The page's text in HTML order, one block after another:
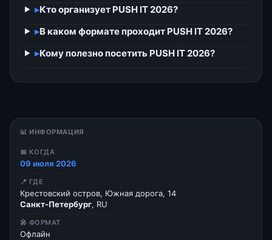
▸Кто организует PUSH IT 2026?
▸В каком формате проходит PUSH IT 2026?
▸Кому полезно посетить PUSH IT 2026?
📊 ИНФОРМАЦИЯ
📅 КОГДА
09 июля 2026
📍 ГДЕ
Крестовский остров, Южная дорога, 14
Санкт-Петербург, RU
🎤 ФОРМАТ
Офлайн